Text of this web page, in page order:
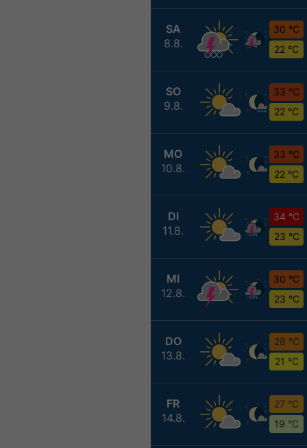
SA
8.8.
30 °C
22 °C
SO
9.8.
33 °C
22 °C
MO
10.8.
33 °C
22 °C
DI
11.8.
34 °C
23 °C
MI
12.8.
30 °C
23 °C
DO
13.8.
28 °C
21 °C
FR
14.8.
27 °C
19 °C